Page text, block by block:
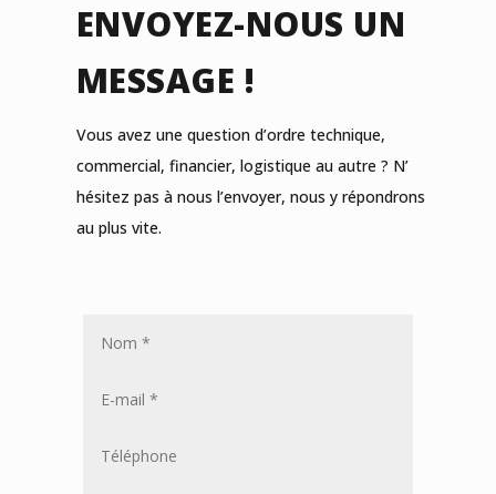
ENVOYEZ-NOUS UN
MESSAGE !
Vous avez une question d’ordre technique,
commercial, financier, logistique au autre ? N’
hésitez pas à nous l’envoyer, nous y répondrons
au plus vite.